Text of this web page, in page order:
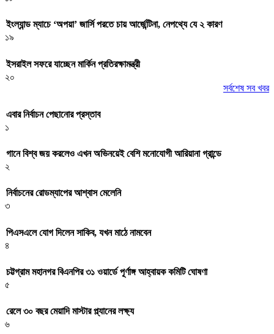
ইংল্যান্ড ম্যাচে ‘অপয়া’ জার্সি পরতে চায় আর্জেন্টিনা, নেপথ্যে যে ২ কারণ
১৯
ইসরাইল সফরে যাচ্ছেন মার্কিন প্রতিরক্ষামন্ত্রী
২০
সর্বশেষ সব খবর
এবার নির্বাচন পেছানোর প্রস্তাব
১
গানে বিশ্ব জয় করলেও এখন অভিনয়েই বেশি মনোযোগী আরিয়ানা গ্রান্ডে
২
নির্বাচনের রোডম্যাপের আশ্বাস মেলেনি
৩
পিএসএলে যোগ দিলেন সাকিব, যখন মাঠে নামবেন
৪
চট্টগ্রাম মহানগর বিএনপির ৩১ ওয়ার্ডে পূর্ণাঙ্গ আহ্বায়ক কমিটি ঘোষণা
৫
রেলে ৩০ বছর মেয়াদি মাস্টার প্ল্যানের লক্ষ্য
৬